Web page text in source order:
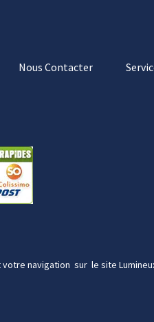
Nous Contacter
votre navigation sur le site